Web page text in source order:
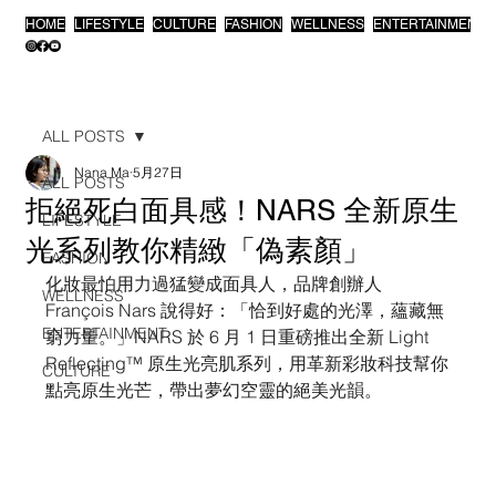
HOME LIFESTYLE CULTURE FASHION WELLNESS ENTERTAINMENT
ALL POSTS
LIFESTYLE
FASHION
WELLNESS
ENTERTAINMENT
CULTURE
ALL POSTS
拒絕死白面具感！NARS 全新原生
光系列教你精緻「偽素顏」
Nana Ma 5月27日
化妝最怕用力過猛變成面具人，品牌創辦人
François Nars 說得好：「恰到好處的光澤，蘊藏無
窮力量。」NARS 於 6 月 1 日重磅推出全新 Light
Reflecting™ 原生光亮肌系列，用革新彩妝科技幫你
點亮原生光芒，帶出夢幻空靈的絕美光韻。